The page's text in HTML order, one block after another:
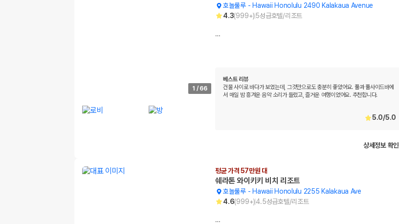
1 / 66
호놀룰루- Hawaii Honolulu 2490 Kalakaua Avenue
4.3(999+)5성급호텔/리조트
…
베스트 리뷰
건물 사이로 바다가 보였는데, 그것만으로도 충분히 좋았어요. 풀과 풀사이드바에
서 매일 밤 흥겨운 음악 소리가 들렸고, 즐거운 여행이었어요. 추천합니다.
5.0/5.0
상세정보 확인
평균 가격 57만원 대
쉐라톤 와이키키 비치 리조트
호놀룰루- Hawaii Honolulu 2255 Kalakaua Ave
4.6(999+)4.5성급호텔/리조트
…